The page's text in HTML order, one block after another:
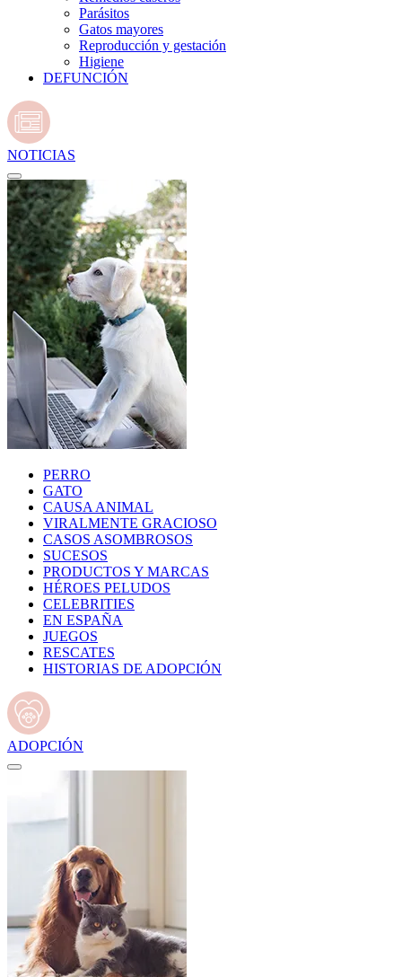
Parásitos
Gatos mayores
Reproducción y gestación
Higiene
DEFUNCIÓN
NOTICIAS
PERRO
GATO
CAUSA ANIMAL
VIRALMENTE GRACIOSO
CASOS ASOMBROSOS
SUCESOS
PRODUCTOS Y MARCAS
HÉROES PELUDOS
CELEBRITIES
EN ESPAÑA
JUEGOS
RESCATES
HISTORIAS DE ADOPCIÓN
ADOPCIÓN